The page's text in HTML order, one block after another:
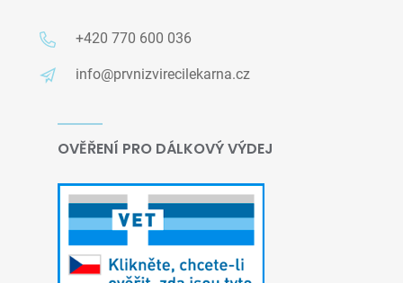
+420 770 600 036
info@prvnizvirecilekarna.cz
OVĚŘENÍ PRO DÁLKOVÝ VÝDEJ